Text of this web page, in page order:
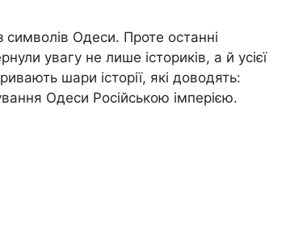
Одеси. Проте останні
увагу не лише істориків, а й усієї
шари історії, які доводять:
Одеси Російською імперією.